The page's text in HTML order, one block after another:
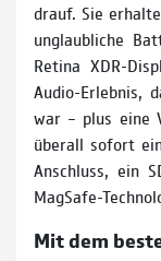
drauf. Sie
unglaubliche
Retina XDR-
Audio-Erlebnis,
war – plus eine
überall sofort
Anschluss, ein
MagSafe-
Mit dem